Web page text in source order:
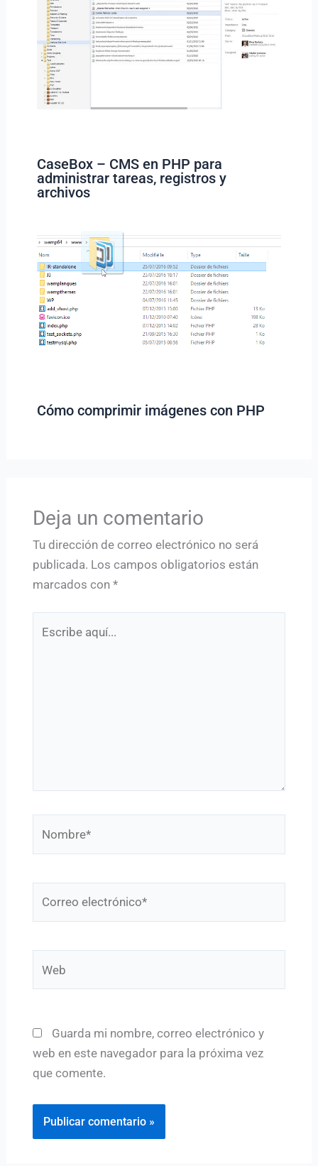
CaseBox – CMS en PHP para
administrar tareas, registros y
archivos
Cómo comprimir imágenes con PHP
Deja un comentario
Tu dirección de correo electrónico no será
publicada. Los campos obligatorios están
marcados con *
Guarda mi nombre, correo electrónico y
web en este navegador para la próxima vez
que comente.